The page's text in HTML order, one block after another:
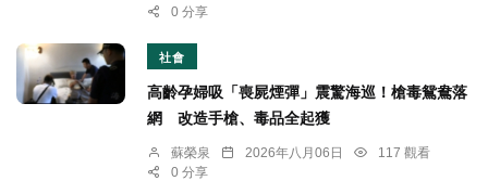
0 分享
社會
高齡孕婦吸「喪屍煙彈」震驚海巡！槍毒鴛鴦落
網 改造手槍、毒品全起獲
蘇榮泉 2026年八月06日
117 觀看
0 分享